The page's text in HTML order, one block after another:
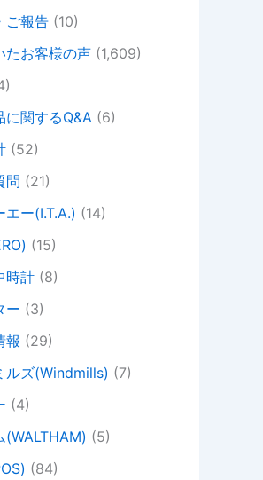
ご報告 (10)
たお客様の声 (1,609)
に関するQ&A (6)
(52)
問 (21)
エー(I.T.A.) (14)
(15)
時計 (8)
ー (3)
報 (29)
ルズ(Windmills) (7)
(4)
(WALTHAM) (5)
(84)